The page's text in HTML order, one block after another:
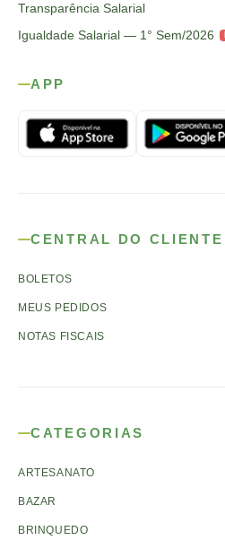
Transparência Salarial
Igualdade Salarial — 1° Sem/2026
APP
CENTRAL DO CLIENTE
BOLETOS
MEUS PEDIDOS
NOTAS FISCAIS
CATEGORIAS
ARTESANATO
BAZAR
BRINQUEDO